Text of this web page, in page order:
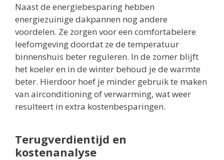
Naast de energiebesparing hebben
energiezuinige dakpannen nog andere
voordelen. Ze zorgen voor een comfortabelere
leefomgeving doordat ze de temperatuur
binnenshuis beter reguleren. In de zomer blijft
het koeler en in de winter behoud je de warmte
beter. Hierdoor hoef je minder gebruik te maken
van airconditioning of verwarming, wat weer
resulteert in extra kostenbesparingen.
Terugverdientijd en
kostenanalyse